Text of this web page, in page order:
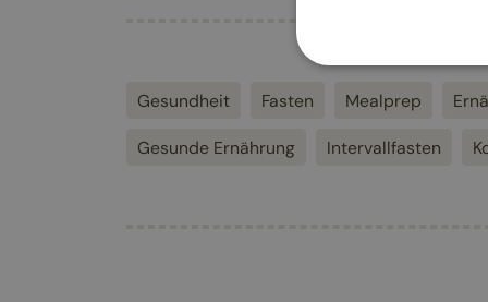
Gesundheit Fasten Mealprep
Gesunde Ernährung Intervallfasten